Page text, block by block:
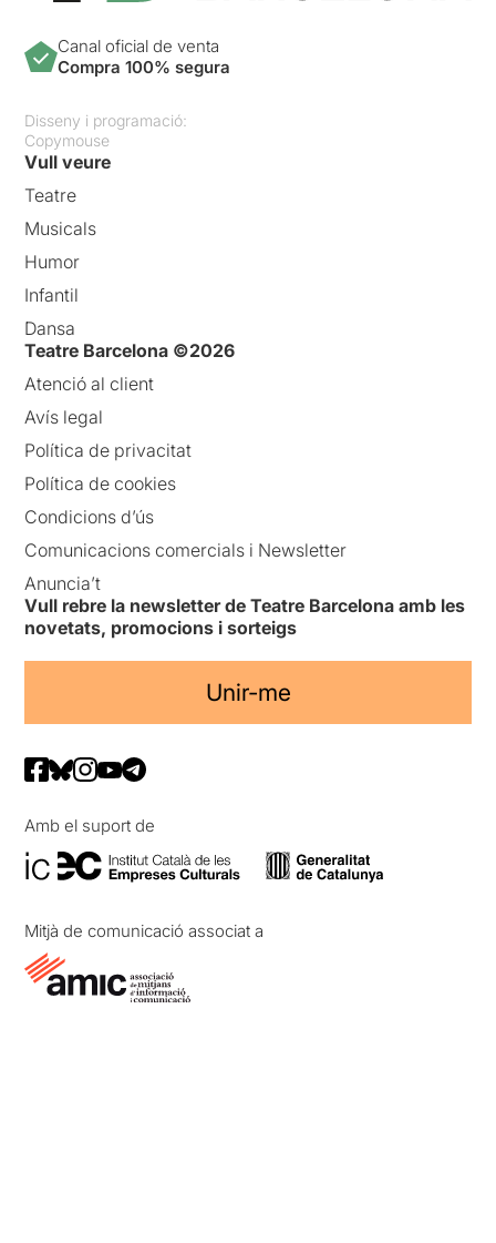
Canal oficial de venta
Compra 100% segura
Disseny i programació:
Copymouse
Vull veure
Teatre
Musicals
Humor
Infantil
Dansa
Teatre Barcelona ©2026
Atenció al client
Avís legal
Política de privacitat
Política de cookies
Condicions d’ús
Comunicacions comercials i Newsletter
Anuncia’t
Vull rebre la newsletter de Teatre Barcelona amb les
novetats, promocions i sorteigs
Unir-me
Amb el suport de
Mitjà de comunicació associat a